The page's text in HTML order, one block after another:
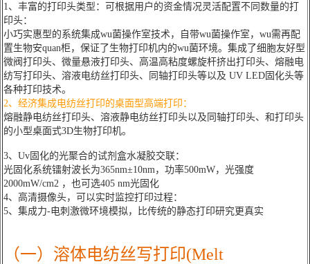
1、丰富的打印头类型：可根据用户的资金情况灵活配置不同数量的打
印头：
小巧实惠型的系统集成wu菌操作室技术，自带wu菌操作室，wu需再配
置生物安quan柜，保证了生物打印机内的wu菌环境。集成了细胞友好型
微阀打印头、微量悬液打印头、高温高粘度螺旋杆挤出打印头、熔融电
纺写打印头、溶液电纺丝打印头、同轴打印头等以及 UV LED固化头等
各种打印技术。
2、经济集成电纺丝打印的桌面型高端打印：
熔融静电纺丝打印头、溶液静电纺丝打印头以及同轴打印头、和打印头
的小型桌面式3D生物打印机。
3、Uv固化的光聚合的试剂盒水凝胶交联：
光固化系统镭射波长为365nm±10nm，功率500mW，光强度
2000mW/cm2 ，也可选405 nm光固化
4、高清摄像头，可以实时监控打印过程：
5、集成力-电刺激微环境模拟，比传统的静态打印研究更真实
（一）溶体电纺丝写打印(Melt